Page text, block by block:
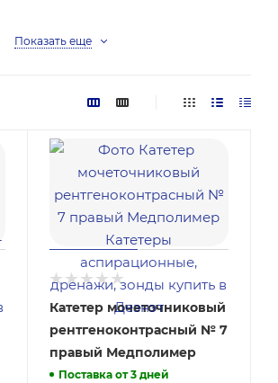
Показать еще
Катетер мочеточниковый
рентгеноконтрасный № 7
правый Медполимер
Поставка от 3 дней